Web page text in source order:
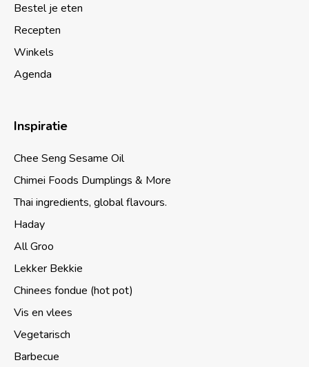
Bestel je eten
Recepten
Winkels
Agenda
Inspiratie
Chee Seng Sesame Oil
Chimei Foods Dumplings & More
Thai ingredients, global flavours.
Haday
All Groo
Lekker Bekkie
Chinees fondue (hot pot)
Vis en vlees
Vegetarisch
Barbecue